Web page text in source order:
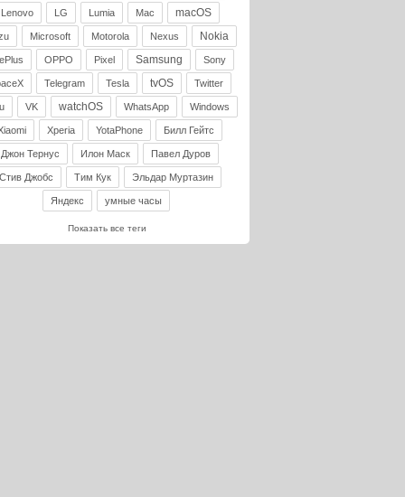
Lenovo LG Lumia Mac macOS
Microsoft Motorola Nexus Nokia
OPPO Pixel Samsung Sony
Telegram Tesla tvOS Twitter
VK watchOS WhatsApp Windows
Xperia YotaPhone Билл Гейтс
Джон Тернус Илон Маск Павел Дуров
Джобс Тим Кук Эльдар Муртазин
Яндекс умные часы
Показать все теги